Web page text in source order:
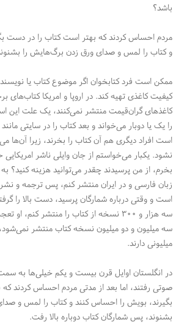
باشد؟
مردم احساس کردند که بهتر است کتاب را در دست
و کتاب را لمس و صدای ورق زدن برگ‌هایش را
ممکن است فرد کتابخوان اگر موضوع کتاب یا
کیفیت کاغذی تهیه کند. در اروپا و امریکا کتاب‌های
کاغذهای گران‌قیمت منتشر نمی‌کنند، یک علت این
را یک یا دوبار می‌خواند و بعد کتاب را در سایتی
است افراد دیگری هم آن کتاب را بخرند، زیرا آن‌ها
نشود. یکبار می‌خواستم از جان وایلی ناشر
بخرم، از من پرسیدند چقدر می‌توانید هزینه کنید؟
زبان فارسی و در ایران منتشر کنم، پس ترجمه و
است و وقتی درباره شمارگان پرسید، دست بالا را
سه هزار و ۳۰۰ نسخه از کتاب را منتشر کنم،
میلیونی دارند.
در انگلستان اوایل قرن بیست و یکم خیلی‌ها به
صوتی رفتند، اما بعد از مدتی مردم احساس کردند
بگیرند، بویش را احساس کنند و کتاب را لمس و
بشنوند، پس شمارگان کتاب دوباره بالا رفت.